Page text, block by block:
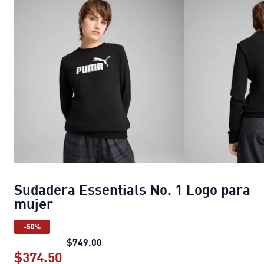
Sudadera Essentials No. 1 Logo para
mujer
-50%
$749.00Sudadera Essentials No. 1 Logo para
$374.50